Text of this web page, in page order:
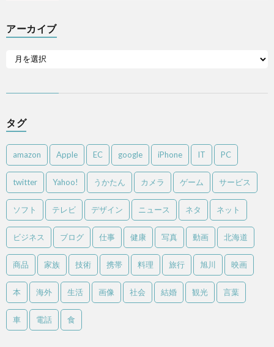
アーカイブ
タグ
amazon Apple EC google iPhone IT PC
twitter Yahoo! うかたん カメラ ゲーム サービス
ソフト テレビ デザイン ニュース ネタ ネット
ビジネス ブログ 仕事 健康 写真 動画 北海道
商品 家族 技術 携帯 料理 旅行 旭川 映画
本 海外 生活 画像 社会 結婚 観光 言葉
車 電話 食